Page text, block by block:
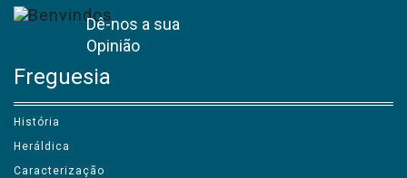
Dê-nos a sua
Opinião
Freguesia
História
Heráldica
Caracterização